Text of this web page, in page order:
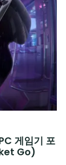
게임기 포
Go)